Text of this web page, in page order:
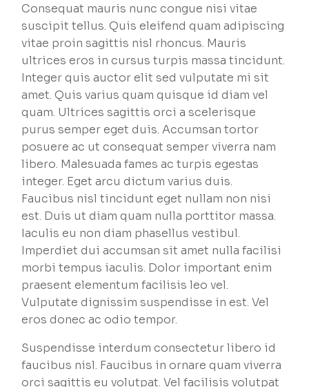
Consequat mauris nunc congue nisi vitae
suscipit tellus. Quis eleifend quam adipiscing
vitae proin sagittis nisl rhoncus. Mauris
ultrices eros in cursus turpis massa tincidunt.
Integer quis auctor elit sed vulputate mi sit
amet. Quis varius quam quisque id diam vel
quam. Ultrices sagittis orci a scelerisque
purus semper eget duis. Accumsan tortor
posuere ac ut consequat semper viverra nam
libero. Malesuada fames ac turpis egestas
integer. Eget arcu dictum varius duis.
Faucibus nisl tincidunt eget nullam non nisi
est. Duis ut diam quam nulla porttitor massa.
Iaculis eu non diam phasellus vestibul.
Imperdiet dui accumsan sit amet nulla facilisi
morbi tempus iaculis. Dolor important enim
praesent elementum facilisis leo vel.
Vulputate dignissim suspendisse in est. Vel
eros donec ac odio tempor.
Suspendisse interdum consectetur libero id
faucibus nisl. Faucibus in ornare quam viverra
orci sagittis eu volutpat. Vel facilisis volutpat